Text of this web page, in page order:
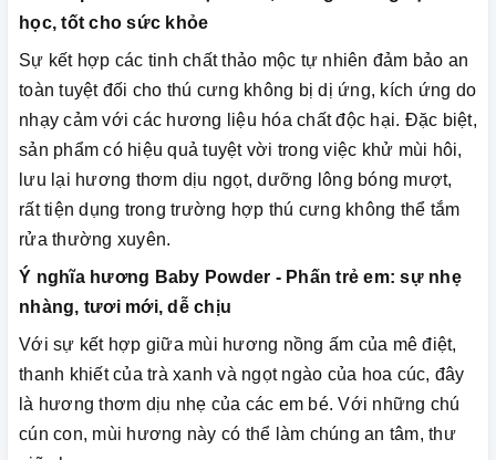
học, tốt cho sức khỏe
Sự kết hợp các tinh chất thảo mộc tự nhiên đảm bảo an
toàn tuyệt đối cho thú cưng không bị dị ứng, kích ứng do
nhạy cảm với các hương liệu hóa chất độc hại. Đặc biệt,
sản phẩm có hiệu quả tuyệt vời trong việc khử mùi hôi,
lưu lại hương thơm dịu ngọt, dưỡng lông bóng mượt,
rất tiện dụng trong trường hợp thú cưng không thể tắm
rửa thường xuyên.
Ý nghĩa hương Baby Powder - Phấn trẻ em: sự nhẹ
nhàng, tươi mới, dễ chịu
Với sự kết hợp giữa mùi hương nồng ấm của mê điệt,
thanh khiết của trà xanh và ngọt ngào của hoa cúc, đây
là hương thơm dịu nhẹ của các em bé. Với những chú
cún con, mùi hương này có thể làm chúng an tâm, thư